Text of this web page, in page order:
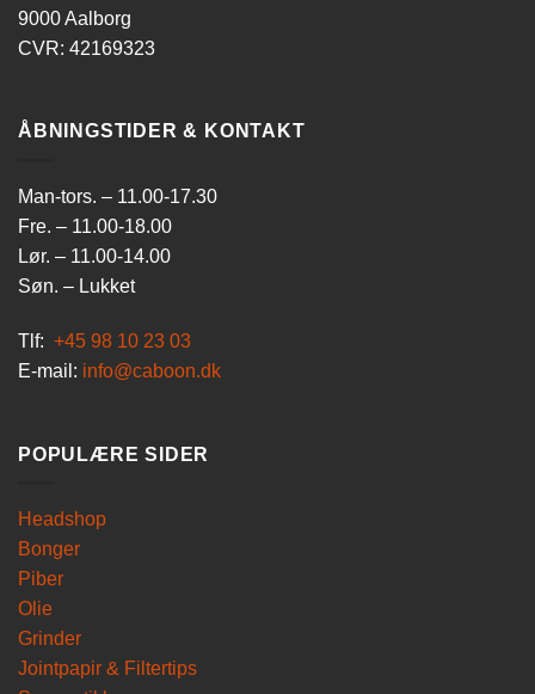
9000 Aalborg
CVR: 42169323
ÅBNINGSTIDER & KONTAKT
Man-tors. – 11.00-17.30
Fre. – 11.00-18.00
Lør. – 11.00-14.00
Søn. – Lukket
Tlf: +45 98 10 23 03
E-mail: info@caboon.dk
POPULÆRE SIDER
Headshop
Bonger
Piber
Olie
Grinder
Jointpapir & Filtertips